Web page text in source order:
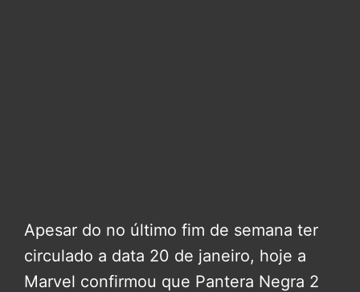
Apesar do no último fim de semana ter
circulado a data 20 de janeiro, hoje a
Marvel confirmou que Pantera Negra 2